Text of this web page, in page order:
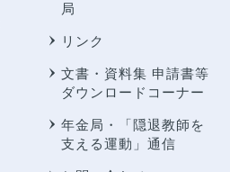
局
リンク
文書・資料集 申請書等
ダウンロードコーナー
年金局・
「隠退教師を
支える運動」通信